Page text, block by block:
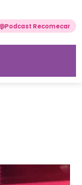
Podcast Recomecar